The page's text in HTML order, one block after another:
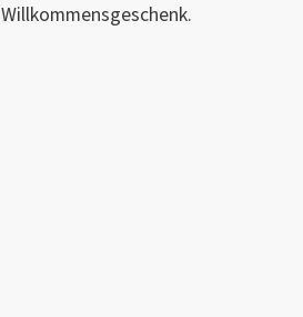
Willkommensgeschenk.